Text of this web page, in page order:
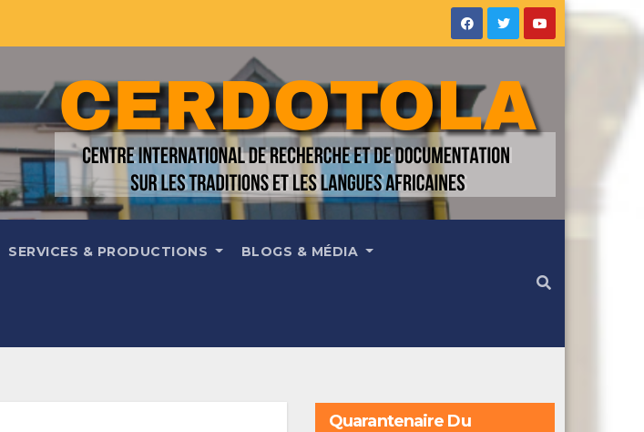
SERVICES & PRODUCTIONS BLOGS & MÉDIA
Quarantenaire Du